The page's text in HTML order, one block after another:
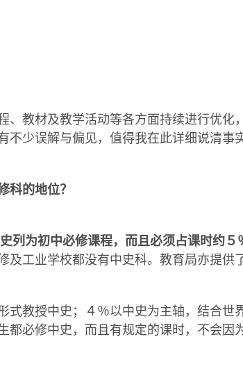
、教材及教学活动等各方面持续进行优
少误解与偏见，值得我在此详细说清事
科的地位？
列为初中必修课程，而且必须占课时约５
工业学校都没有中史科。教育局亦提供
式教授中史；４％以中史为主轴，结合
必修中史，而且有规定的课时，不会因